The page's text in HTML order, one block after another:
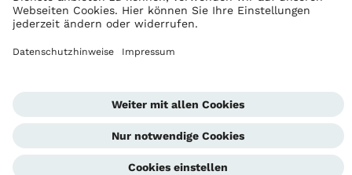
Nutzungsbedingungen
Hinweisgeberstelle